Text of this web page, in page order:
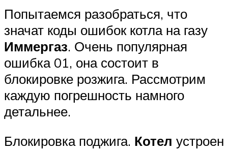
Попытаемся разобраться, что
значат коды ошибок котла на газу
Иммергаз. Очень популярная
ошибка 01, она состоит в
блокировке розжига. Рассмотрим
каждую погрешность намного
детальнее.
Блокировка поджига. Котел устроен